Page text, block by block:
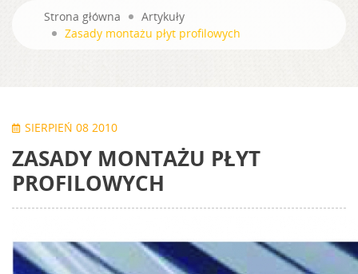
Strona główna
Artykuły
Zasady montażu płyt profilowych
SIERPIEŃ 08 2010
ZASADY MONTAŻU PŁYT
PROFILOWYCH